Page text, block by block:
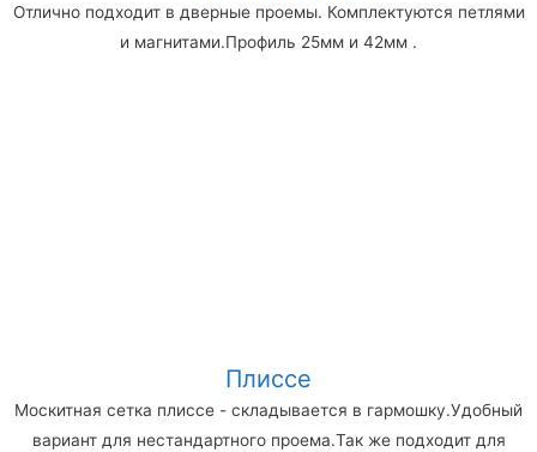
Отлично подходит в дверные проемы. Комплектуются петлями
и магнитами.Профиль 25мм и 42мм .
Плиссе
Москитная сетка плиссе - складывается в гармошку.Удобный
вариант для нестандартного проема.Так же подходит для